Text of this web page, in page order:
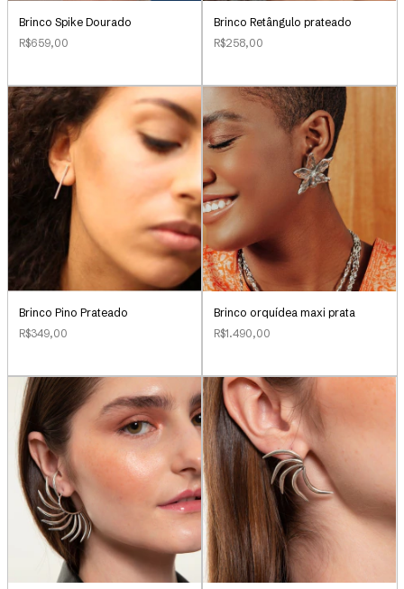
Brinco Spike Dourado
R$659,00
Brinco Retângulo prateado
R$258,00
Brinco Pino Prateado
R$349,00
Brinco orquídea maxi prata
R$1.490,00